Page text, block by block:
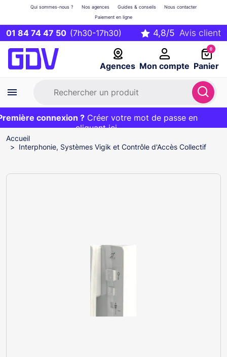
01 84 74 47 50 (7h30-17h30)
Agences Mon compte
Qui sommes-nous ? Nos agences Guides & conseils
Nous contacter
Paiement en ligne
0
Panier
Première commande ?20€ OFFERT sur votre panier
et livraison 24/48h gratuite avec le codeBIENVENUE
connexion ?Créer votre mot de passe en
cliquant ici
EXCLU WEB :
Accueil
Interphonie, Systèmes Vigik et Contrôle d'Accès Collectif